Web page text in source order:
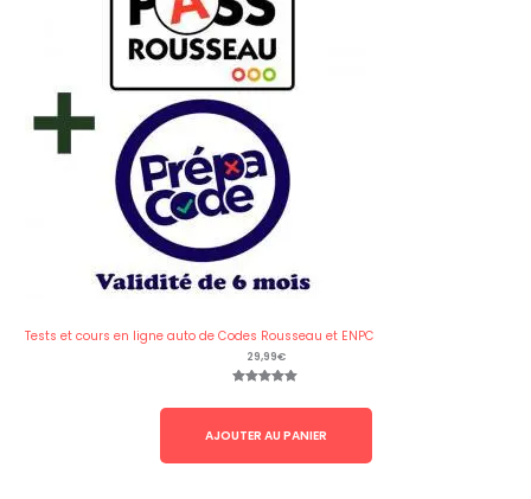
Tests et cours en ligne auto de Codes Rousseau et ENPC
29,99€
AJOUTER AU PANIER